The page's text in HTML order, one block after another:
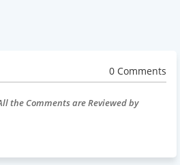
0 Comments
the Comments are Reviewed by